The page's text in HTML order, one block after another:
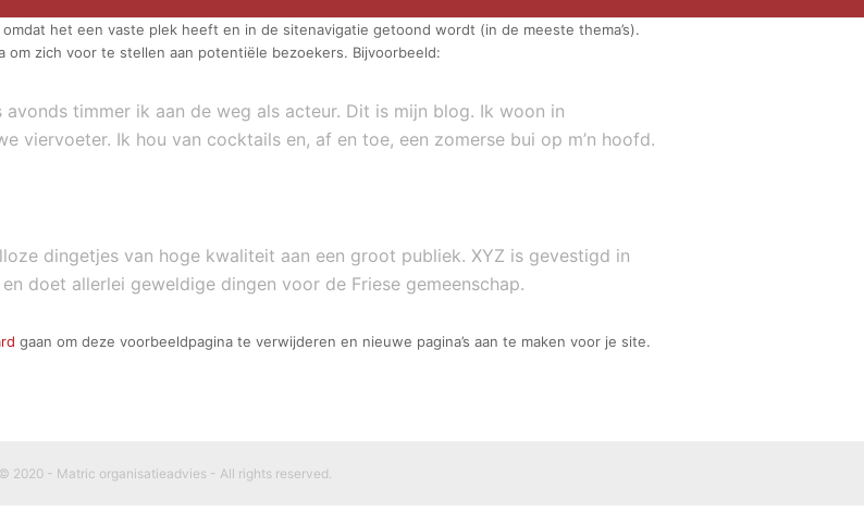
het een vaste plek heeft en in de sitenavigatie getoond wordt (in de meeste thema’s).
om zich voor te stellen aan potentiële bezoekers. Bijvoorbeeld:
avonds timmer ik aan de weg als acteur. Dit is mijn blog. Ik woon in
viervoeter. Ik hou van cocktails en, af en toe, een zomerse bui op m’n hoofd.
dingetjes van hoge kwaliteit aan een groot publiek. XYZ is gevestigd in
doet allerlei geweldige dingen voor de Friese gemeenschap.
gaan om deze voorbeeldpagina te verwijderen en nieuwe pagina’s aan te maken voor je site.
2020 - Matric organisatieadvies - All rights reserved.